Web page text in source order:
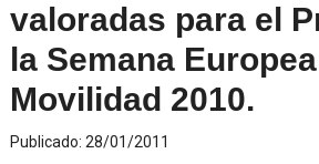
valoradas para el
la Semana
Movilidad 2010.
Publicado: 28/01/2011